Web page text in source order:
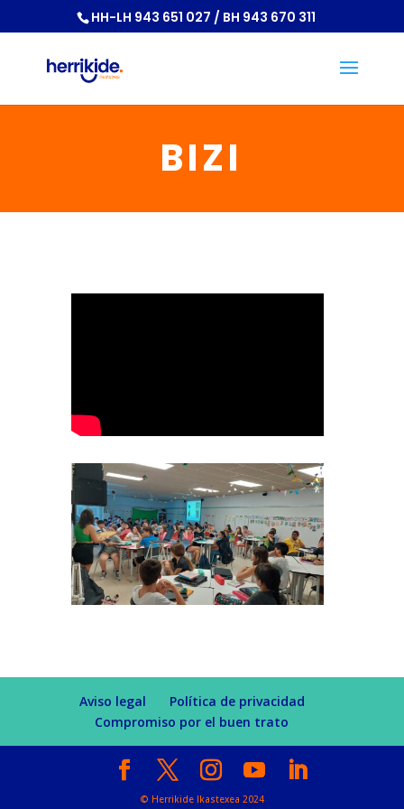
HH-LH 943 651 027 / BH 943 670 311
BIZI
Aviso legal
Política de privacidad
Compromiso por el buen trato
© Herrikide Ikastexea 2024